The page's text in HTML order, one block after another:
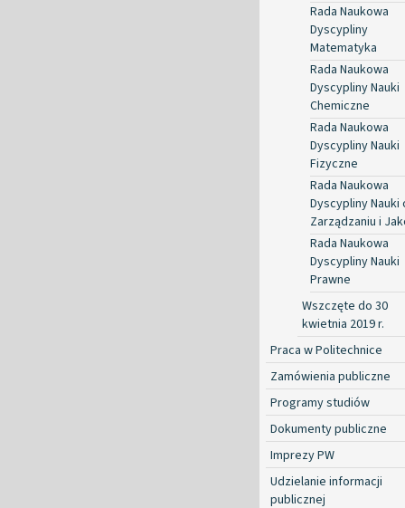
Rada Naukowa
Dyscypliny
Matematyka
Rada Naukowa
Dyscypliny Nauki
Chemiczne
Rada Naukowa
Dyscypliny Nauki
Fizyczne
Rada Naukowa
Dyscypliny Nauki
Zarządzaniu i
Rada Naukowa
Dyscypliny Nauki
Prawne
Wszczęte do 30
kwietnia 2019 r.
Praca w Politechnice
Zamówienia publiczne
Programy studiów
Dokumenty publiczne
Imprezy PW
Udzielanie informacji
publicznej